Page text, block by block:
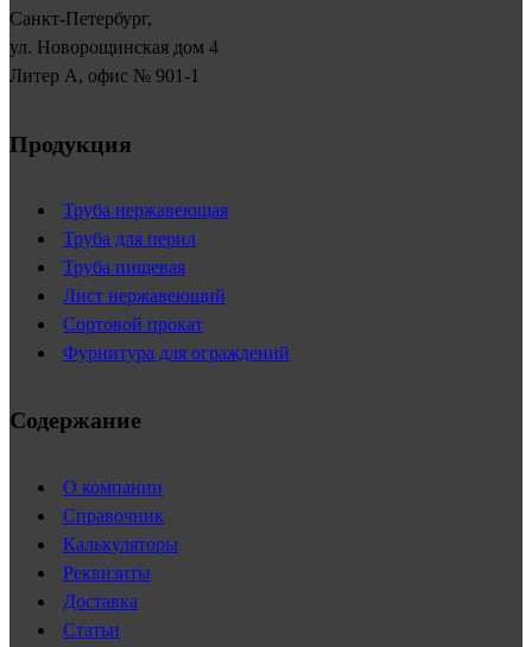
Санкт-Петербург,
ул. Новорощинская дом 4
Литер А, офис № 901-1
Продукция
Труба нержавеющая
Труба для перил
Труба пищевая
Лист нержавеющий
Сортовой прокат
Фурнитура для ограждений
Содержание
О компании
Справочник
Калькуляторы
Реквизиты
Доставка
Статьи